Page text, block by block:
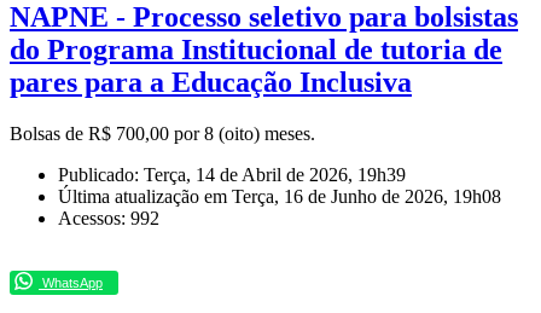
NAPNE - Processo seletivo para bolsistas
do Programa Institucional de tutoria de
pares para a Educação Inclusiva
Bolsas de R$ 700,00 por 8 (oito) meses.
Publicado: Terça, 14 de Abril de 2026, 19h39
Última atualização em Terça, 16 de Junho de 2026, 19h08
Acessos: 992
WhatsApp